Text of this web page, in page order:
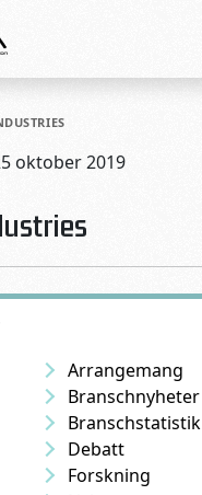
oktober 2019
Arrangemang
Branschnyheter
Branschstatistik
Debatt
Forskning